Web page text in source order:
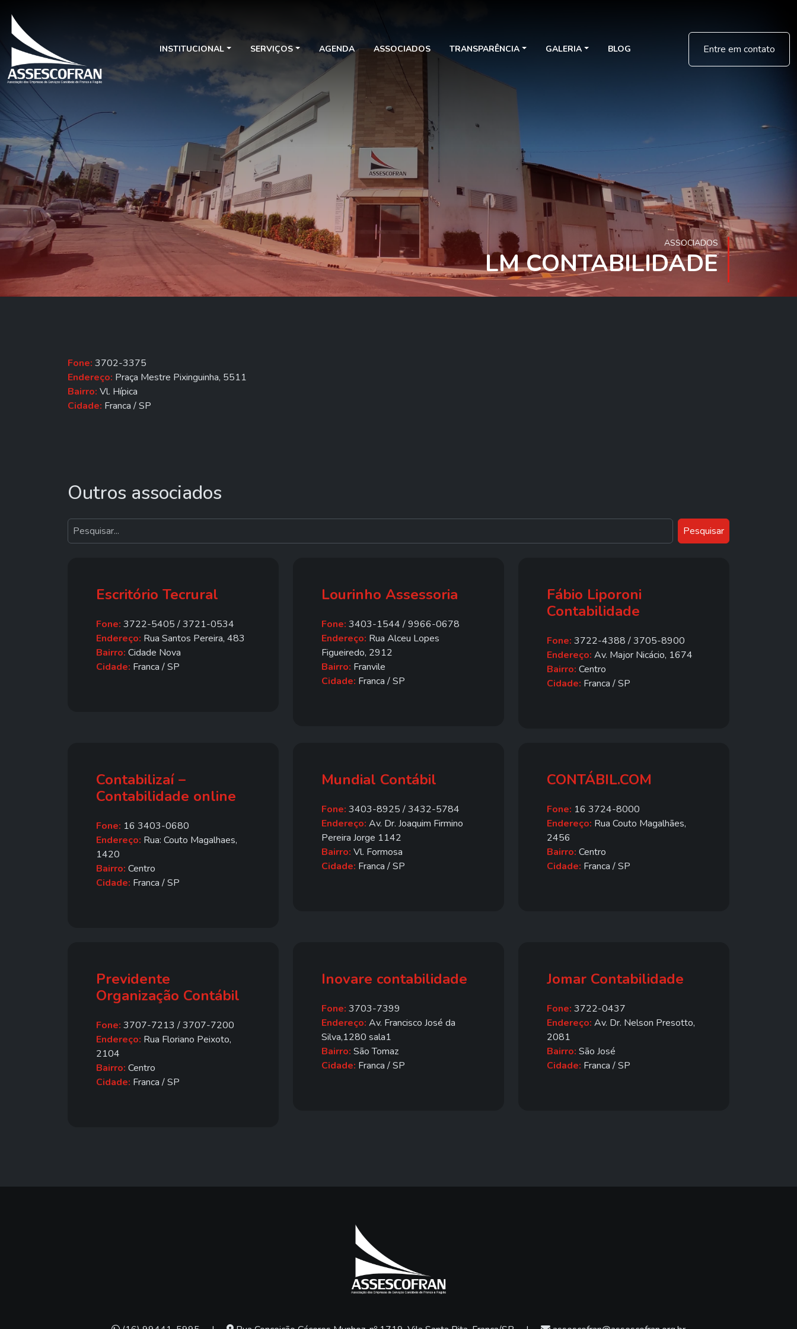
INSTITUCIONAL SERVIÇOS AGENDA ASSOCIADOS TRANSPARÊNCIA GALERIA BLOG Entre em contato
ASSOCIADOS
LM CONTABILIDADE
Fone: 3702-3375
Endereço: Praça Mestre Pixinguinha, 5511
Bairro: Vl. Hípica
Cidade: Franca / SP
Outros associados
Pesquisar
Escritório Tecrural
Fone: 3722-5405 / 3721-0534
Endereço: Rua Santos Pereira, 483
Bairro: Cidade Nova
Cidade: Franca / SP
Lourinho Assessoria
Fone: 3403-1544 / 9966-0678
Endereço: Rua Alceu Lopes
Figueiredo, 2912
Bairro: Franvile
Cidade: Franca / SP
Fábio Liporoni
Contabilidade
Fone: 3722-4388 / 3705-8900
Endereço: Av. Major Nicácio, 1674
Bairro: Centro
Cidade: Franca / SP
Contabilizaí –
Contabilidade online
Fone: 16 3403-0680
Endereço: Rua: Couto Magalhaes,
1420
Bairro: Centro
Cidade: Franca / SP
Mundial Contábil
Fone: 3403-8925 / 3432-5784
Endereço: Av. Dr. Joaquim Firmino
Pereira Jorge 1142
Bairro: Vl. Formosa
Cidade: Franca / SP
CONTÁBIL.COM
Fone: 16 3724-8000
Endereço: Rua Couto Magalhães,
2456
Bairro: Centro
Cidade: Franca / SP
Previdente
Organização Contábil
Fone: 3707-7213 / 3707-7200
Endereço: Rua Floriano Peixoto,
2104
Bairro: Centro
Cidade: Franca / SP
Inovare contabilidade
Fone: 3703-7399
Endereço: Av. Francisco José da
Silva,1280 sala1
Bairro: São Tomaz
Cidade: Franca / SP
Jomar Contabilidade
Fone: 3722-0437
Endereço: Av. Dr. Nelson Presotto,
2081
Bairro: São José
Cidade: Franca / SP